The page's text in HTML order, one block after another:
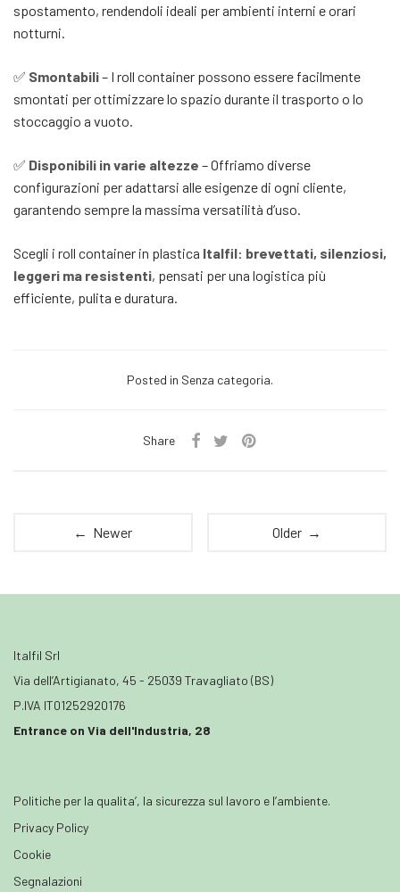
spostamento, rendendoli ideali per ambienti interni e orari
notturni.
✅ Smontabili– I roll container possono essere facilmente
smontati per ottimizzare lo spazio durante il trasporto o lo
stoccaggio a vuoto.
✅ Disponibili in varie altezze – Offriamo diverse
configurazioni per adattarsi alle esigenze di ogni cliente,
garantendo sempre la massima versatilità d’uso.
Scegli i roll container in plastica Italfil: brevettati, silenziosi,
leggeri ma resistenti, pensati per una logistica più
efficiente, pulita e duratura.
Posted in Senza categoria.
Share
← Newer Older →
Italfil Srl
Via dell’Artigianato, 45 - 25039 Travagliato (BS)
P.IVA IT01252920176
Entrance on Via dell'Industria, 28
Politiche per la qualita’, la sicurezza sul lavoro e l’ambiente.
Privacy Policy
Cookie
Segnalazioni